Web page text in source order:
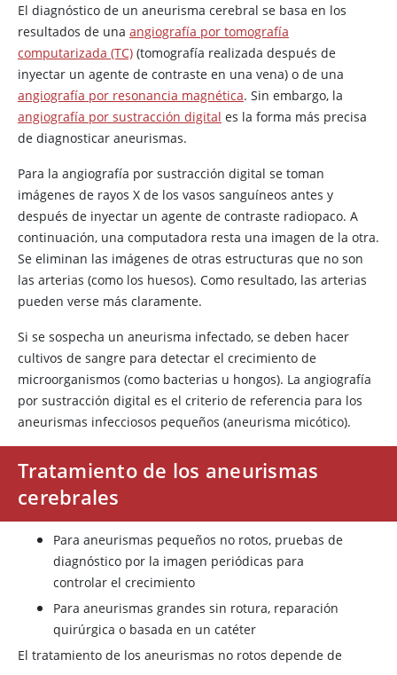
El diagnóstico de un aneurisma cerebral se basa en los
resultados de una angiografía por tomografía
computarizada (TC) (tomografía realizada después de
inyectar un agente de contraste en una vena) o de una
angiografía por resonancia magnética. Sin embargo, la
angiografía por sustracción digital es la forma más precisa
de diagnosticar aneurismas.
Para la angiografía por sustracción digital se toman
imágenes de rayos X de los vasos sanguíneos antes y
después de inyectar un agente de contraste radiopaco. A
continuación, una computadora resta una imagen de la otra.
Se eliminan las imágenes de otras estructuras que no son
las arterias (como los huesos). Como resultado, las arterias
pueden verse más claramente.
Si se sospecha un aneurisma infectado, se deben hacer
cultivos de sangre para detectar el crecimiento de
microorganismos (como bacterias u hongos). La angiografía
por sustracción digital es el criterio de referencia para los
aneurismas infecciosos pequeños (aneurisma micótico).
Tratamiento de los aneurismas
cerebrales
Para aneurismas pequeños no rotos, pruebas de
diagnóstico por la imagen periódicas para
controlar el crecimiento
Para aneurismas grandes sin rotura, reparación
quirúrgica o basada en un catéter
El tratamiento de los aneurismas no rotos depende de